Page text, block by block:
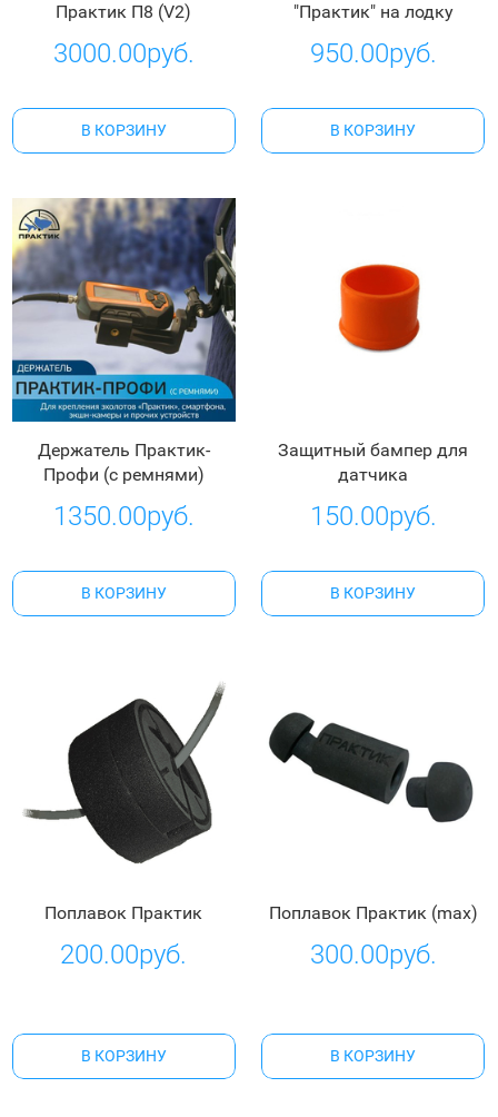
Практик П8 (V2)
3000.00руб.
В КОРЗИНУ
"Практик" на лодку
950.00руб.
В КОРЗИНУ
Держатель Практик-
Профи (с ремнями)
1350.00руб.
В КОРЗИНУ
Защитный бампер для
датчика
150.00руб.
В КОРЗИНУ
Поплавок Практик
200.00руб.
В КОРЗИНУ
Поплавок Практик (max)
300.00руб.
В КОРЗИНУ